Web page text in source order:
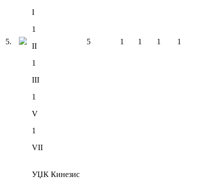
5.
I
1
II
1
III
1
V
1
VII
5 1 1 1 1
УЏК Кинезис